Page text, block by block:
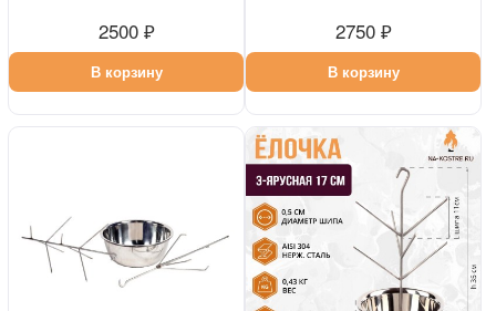
2500 ₽
В корзину
2750 ₽
В корзину